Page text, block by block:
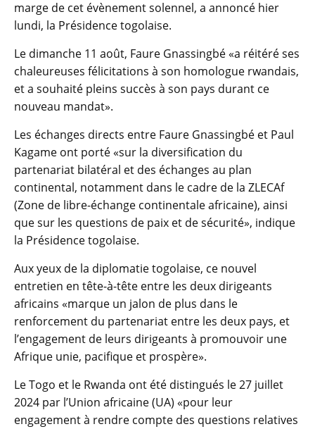
marge de cet évènement solennel, a annoncé hier
lundi, la Présidence togolaise.
Le dimanche 11 août, Faure Gnassingbé «a réitéré ses
chaleureuses félicitations à son homologue rwandais,
et a souhaité pleins succès à son pays durant ce
nouveau mandat».
Les échanges directs entre Faure Gnassingbé et Paul
Kagame ont porté «sur la diversification du
partenariat bilatéral et des échanges au plan
continental, notamment dans le cadre de la ZLECAf
(Zone de libre-échange continentale africaine), ainsi
que sur les questions de paix et de sécurité», indique
la Présidence togolaise.
Aux yeux de la diplomatie togolaise, ce nouvel
entretien en tête-à-tête entre les deux dirigeants
africains «marque un jalon de plus dans le
renforcement du partenariat entre les deux pays, et
l’engagement de leurs dirigeants à promouvoir une
Afrique unie, pacifique et prospère».
Le Togo et le Rwanda ont été distingués le 27 juillet
2024 par l’Union africaine (UA) «pour leur
engagement à rendre compte des questions relatives